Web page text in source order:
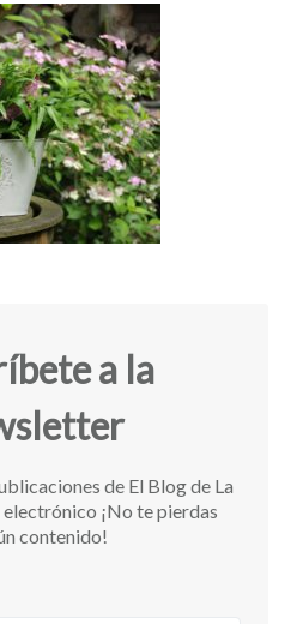
a la
de El Blog de La
¡No te pierdas
contenido!